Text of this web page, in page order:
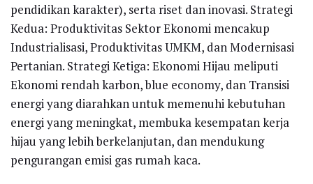
pendidikan karakter), serta riset dan inovasi. Strategi
Kedua: Produktivitas Sektor Ekonomi mencakup
Industrialisasi, Produktivitas UMKM, dan Modernisasi
Pertanian. Strategi Ketiga: Ekonomi Hijau meliputi
Ekonomi rendah karbon, blue economy, dan Transisi
energi yang diarahkan untuk memenuhi kebutuhan
energi yang meningkat, membuka kesempatan kerja
hijau yang lebih berkelanjutan, dan mendukung
pengurangan emisi gas rumah kaca.